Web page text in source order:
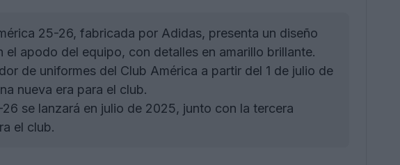
25-26, fabricada por Adidas, presenta un diseño
apodo del equipo, con detalles en amarillo brillante.
de uniformes del Club América a partir del 1 de julio de
nueva era para el club.
se lanzará en julio de 2025, junto con la tercera
el club.